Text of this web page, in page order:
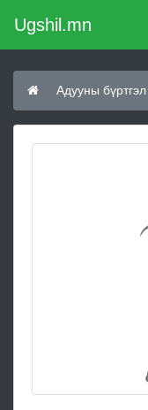
Ugshil.mn
Адууны бүртгэл